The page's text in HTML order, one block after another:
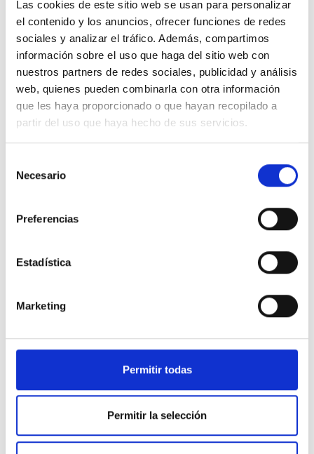
Las cookies de este sitio web se usan para personalizar
el contenido y los anuncios, ofrecer funciones de redes
sociales y analizar el tráfico. Además, compartimos
información sobre el uso que haga del sitio web con
nuestros partners de redes sociales, publicidad y análisis
web, quienes pueden combinarla con otra información
que les haya proporcionado o que hayan recopilado a
partir del uso que haya hecho de sus servicios.
Necesario
Preferencias
Estadística
Marketing
Permitir todas
Permitir la selección
Lección 353
Mis ojos, mi boca, mis manos y mis pies tienen
hoy un solo propósito: estar al servicio de
Cristo a fin de que Él pueda utilizarlos para
1.Padre, hoy le entrego a Cristo todo lo que es
más beneficiosa para el propósito que comparto
con Él. Nada es exclusivamente mío, pues Él y
yo nos hemos unido en un propósito común.De
este modo, el aprendizaje casi ha llegado a su
en el logro de Su propó­sito. Luego me fundiré
en mi Identidad y reconoceré que Cristo no es
sino mi Ser.